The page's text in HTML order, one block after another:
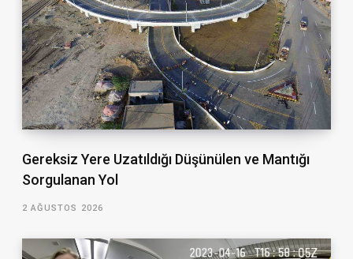
Gereksiz Yere Uzatıldığı Düşünülen ve Mantığı
Sorgulanan Yol
2 AĞUSTOS 2026